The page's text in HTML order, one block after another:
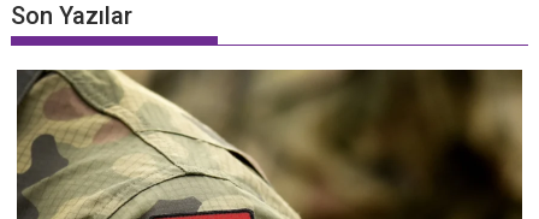
Son Yazılar